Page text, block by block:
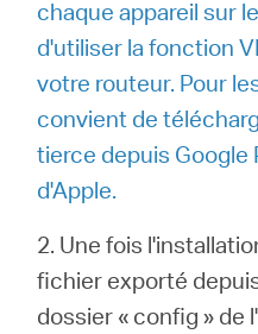
chaque appareil sur
d'utiliser la fonction
votre routeur. Pour
convient de
tierce depuis Google
d'Apple.
2. Une fois
fichier exporté
dossier « config » de